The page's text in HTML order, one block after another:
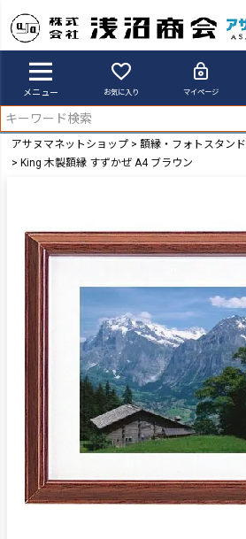
メニュー お気に入り マイページ
アサヌマネットショップ 額縁・フォトスタンド
King 木製額縁 すずかぜ A4 ブラウン